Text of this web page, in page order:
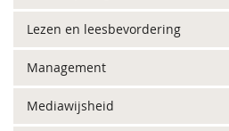
Lezen en leesbevordering
Management
Mediawijsheid